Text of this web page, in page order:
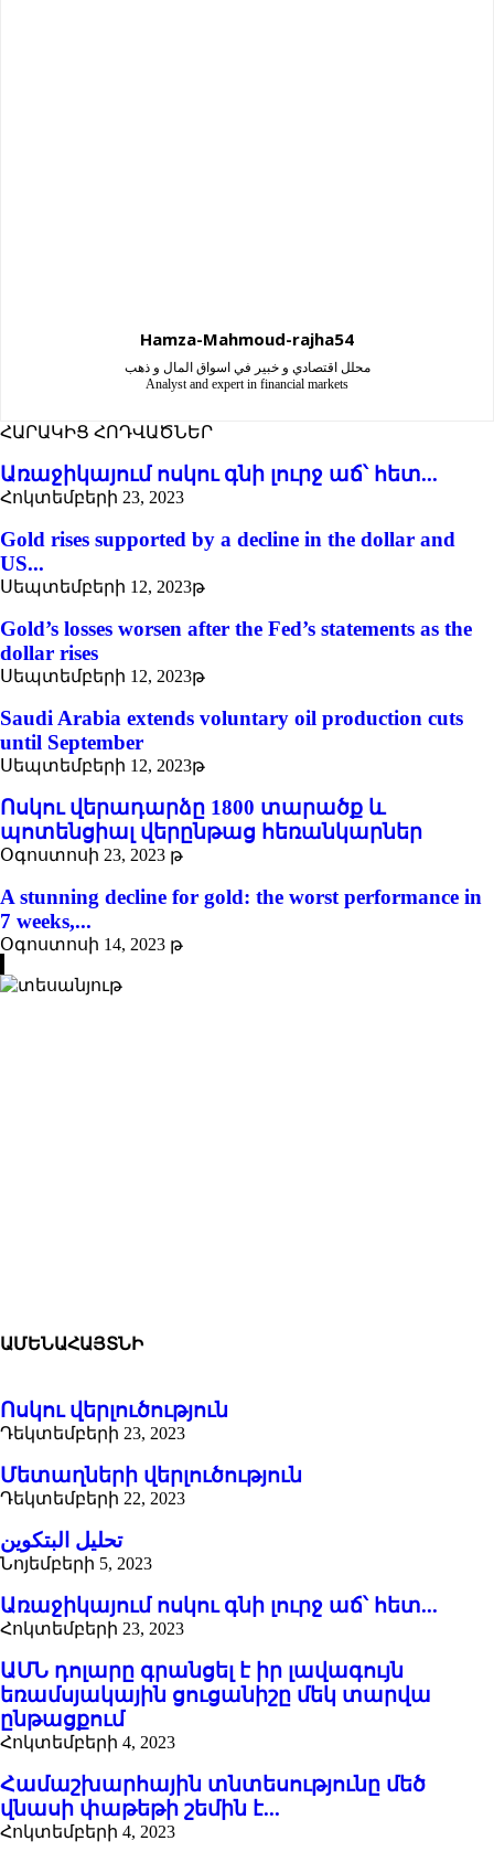
Hamza-Mahmoud-rajha54
محلل اقتصادي و خبير في اسواق المال و ذهب
Analyst and expert in financial markets
ՀԱՐԱԿԻՑ ՀՈԴՎԱԾՆԵՐ
Առաջիկայում ոսկու գնի լուրջ աճ՝ հետ...
Հոկտեմբերի 23, 2023
Gold rises supported by a decline in the dollar and
US...
Սեպտեմբերի 12, 2023թ
Gold’s losses worsen after the Fed’s statements as the
dollar rises
Սեպտեմբերի 12, 2023թ
Saudi Arabia extends voluntary oil production cuts
until September
Սեպտեմբերի 12, 2023թ
Ոսկու վերադարձը 1800 տարածք և
պոտենցիալ վերընթաց հեռանկարներ
Օգոստոսի 23, 2023 թ
A stunning decline for gold: the worst performance in
7 weeks,...
Օգոստոսի 14, 2023 թ
ԱՄԵՆԱՀԱՅՏՆԻ
Ոսկու վերլուծություն
Դեկտեմբերի 23, 2023
Մետաղների վերլուծություն
Դեկտեմբերի 22, 2023
تحليل البتكوين
Նոյեմբերի 5, 2023
Առաջիկայում ոսկու գնի լուրջ աճ՝ հետ...
Հոկտեմբերի 23, 2023
ԱՄՆ դոլարը գրանցել է իր լավագույն
եռամսյակային ցուցանիշը մեկ տարվա
ընթացքում
Հոկտեմբերի 4, 2023
Համաշխարհային տնտեսությունը մեծ
վնասի փաթեթի շեմին է...
Հոկտեմբերի 4, 2023